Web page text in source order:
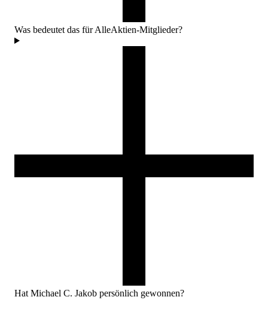
Was bedeutet das für AlleAktien-Mitglieder?
Hat Michael C. Jakob persönlich gewonnen?